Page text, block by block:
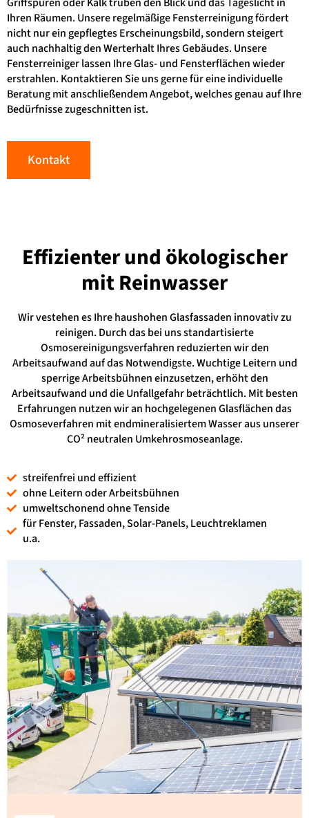
Ihren Räumen. Unsere regelmäßige Fensterreinigung fördert
nicht nur ein gepflegtes Erscheinungsbild, sondern steigert
auch nachhaltig den Werterhalt Ihres Gebäudes. Unsere
Fensterreiniger lassen Ihre Glas- und Fensterflächen wieder
erstrahlen. Kontaktieren Sie uns gerne für eine individuelle
Beratung mit anschließendem Angebot, welches genau auf Ihre
Bedürfnisse zugeschnitten ist.
Kontakt
Effizienter und ökologischer
mit Reinwasser
Wir vestehen es Ihre haushohen Glasfassaden innovativ zu
reinigen. Durch das bei uns standartisierte
Osmosereinigungsverfahren reduzierten wir den
Arbeitsaufwand auf das Notwendigste. Wuchtige Leitern und
sperrige Arbeitsbühnen einzusetzen, erhöht den
Arbeitsaufwand und die Unfallgefahr beträchtlich. Mit besten
Erfahrungen nutzen wir an hochgelegenen Glasflächen das
Osmoseverfahren mit endmineralisiertem Wasser aus unserer
CO² neutralen Umkehrosmoseanlage.
streifenfrei und effizient
ohne Leitern oder Arbeitsbühnen
umweltschonend ohne Tenside
für Fenster, Fassaden, Solar-Panels, Leuchtreklamen
u.a.